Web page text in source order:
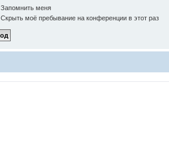
Запомнить меня
Скрыть моё пребывание на конференции в этот раз